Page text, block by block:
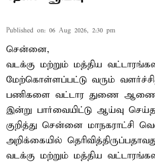
Published on: 06 Aug 2026, 2:30 pm
சென்னை,
வடக்கு மற்றும் மத்திய
மேற்கொள்ளப்பட்டு வரும்
பணிகளை வட்டார துணை
இன்று பார்வையிட்டு ஆய்வு
குறித்து சென்னை மாநகராட்சி
அறிக்கையில்
வடக்கு மற்றும் மத்திய